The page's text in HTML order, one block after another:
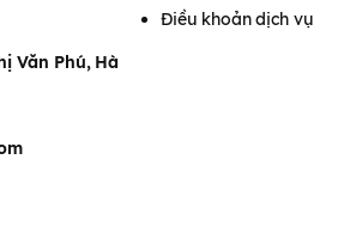
Văn Phú, Hà
Điều khoản dịch vụ